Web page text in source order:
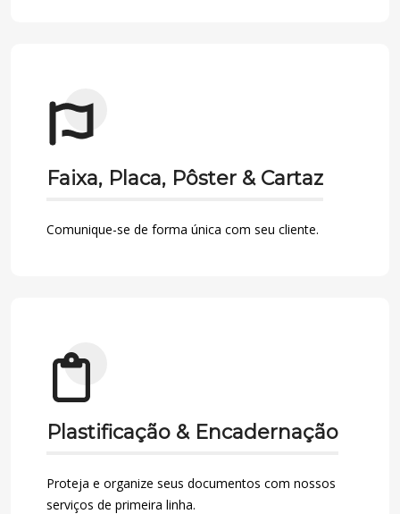
Faixa, Placa, Pôster & Cartaz
Comunique-se de forma única com seu cliente.
Plastificação & Encadernação
Proteja e organize seus documentos com nossos
serviços de primeira linha.